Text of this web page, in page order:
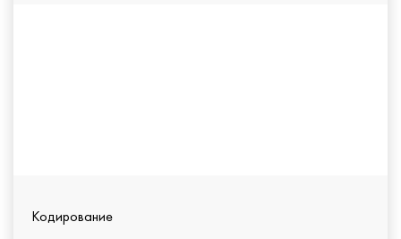
Кодирование